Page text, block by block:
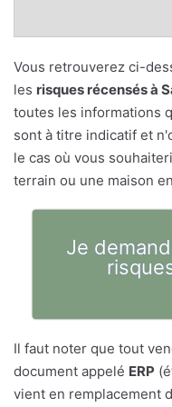
Vous retrouverez ci-
les risques récensés à
toutes les informations
sont à titre indicatif et
le cas où vous
terrain ou une maison
Je
Il faut noter que tout
document appelé ERP
vient en remplacement